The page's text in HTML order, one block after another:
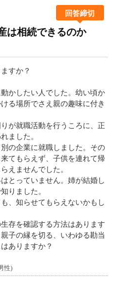
回答締切
は相続できるのか
すか？
かしたい人でした。幼い頃か
る場所でさえ親の趣味に付き
が就職活動を行うころに、正
ました。
の企業に就職しました。その
てもらえず、子供を連れて帰
えませんでした。
とっていません。姉が結婚し
りました。
、知らせてもらえないかもし
存を確認する方法はあります
子の縁を切る、いわゆる勘当
ありますか？
性)